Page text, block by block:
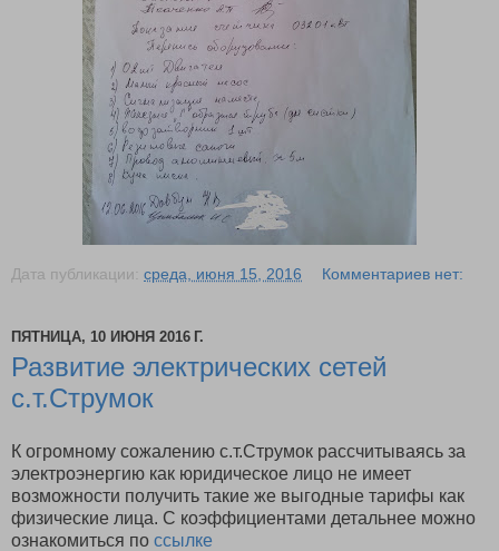
Дата публикации: среда, июня 15, 2016 Комментариев нет:
ПЯТНИЦА, 10 ИЮНЯ 2016 Г.
Развитие электрических сетей
с.т.Струмок
К огромному сожалению с.т.Струмок рассчитываясь за
электроэнергию как юридическое лицо не имеет
возможности получить такие же выгодные тарифы как
физические лица. С коэффициентами детальнее можно
ознакомиться по ссылке